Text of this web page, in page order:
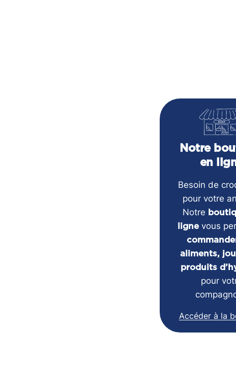
Notre
en
Besoin de
pour votre
Notre
lignevous
aliments,
produits
pour
Accéder à la